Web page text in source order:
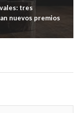
tres
nuevos premios